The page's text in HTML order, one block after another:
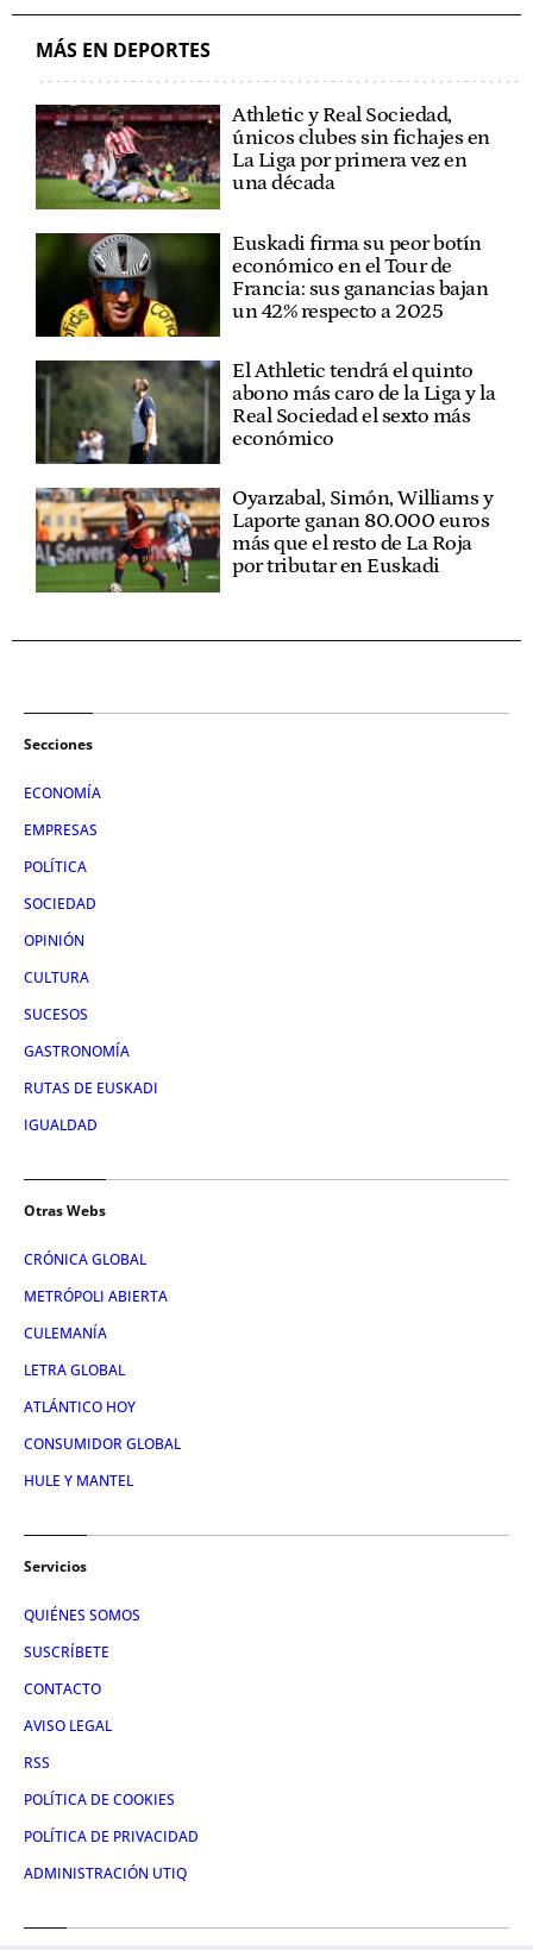
MÁS EN DEPORTES
Athletic y Real Sociedad,
únicos clubes sin fichajes en
La Liga por primera vez en
una década
Euskadi firma su peor botín
económico en el Tour de
Francia: sus ganancias bajan
un 42% respecto a 2025
El Athletic tendrá el quinto
abono más caro de la Liga y la
Real Sociedad el sexto más
económico
Oyarzabal, Simón, Williams y
Laporte ganan 80.000 euros
más que el resto de La Roja
por tributar en Euskadi
Secciones
ECONOMÍA
EMPRESAS
POLÍTICA
SOCIEDAD
OPINIÓN
CULTURA
SUCESOS
GASTRONOMÍA
RUTAS DE EUSKADI
IGUALDAD
Otras Webs
CRÓNICA GLOBAL
METRÓPOLI ABIERTA
CULEMANÍA
LETRA GLOBAL
ATLÁNTICO HOY
CONSUMIDOR GLOBAL
HULE Y MANTEL
Servicios
QUIÉNES SOMOS
SUSCRÍBETE
CONTACTO
AVISO LEGAL
RSS
POLÍTICA DE COOKIES
POLÍTICA DE PRIVACIDAD
ADMINISTRACIÓN UTIQ